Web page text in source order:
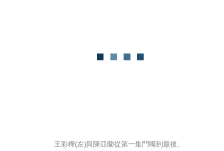
王彩樺(左)與陳亞蘭從第一集鬥嘴到最後。